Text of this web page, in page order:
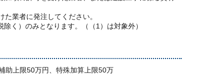
者に発注してください。
く）のみとなります。（（1）は対象外）
上限50万円、特殊加算上限50万